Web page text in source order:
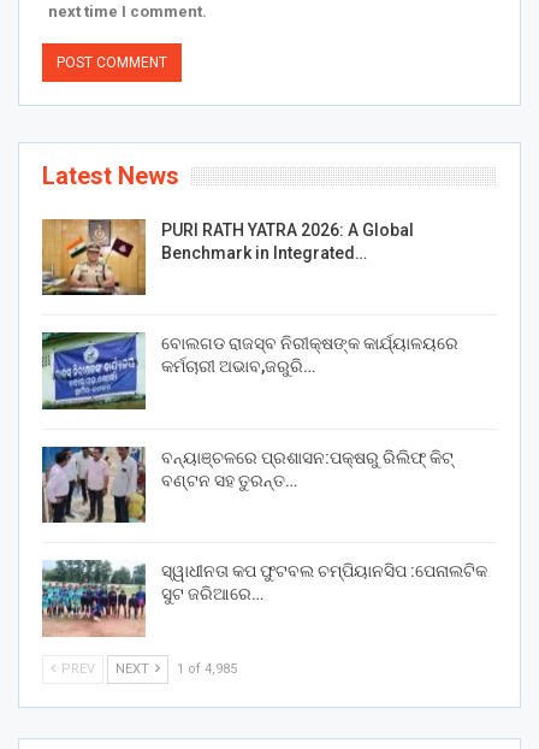
next time I comment.
Latest News
PURI RATH YATRA 2026: A Global
Benchmark in Integrated…
ବୋଲଗଡ ରାଜସ୍ବ ନିରୀକ୍ଷଙ୍କ କାର୍ଯ୍ୟାଳୟରେ
କର୍ମଚାରୀ ଅଭାବ,ଜରୁରି…
ବନ୍ୟାଞ୍ଚଳରେ ପ୍ରଶାସନ:ପକ୍ଷରୁ ରିଲିଫ୍ କିଟ୍
ବଣ୍ଟନ ସହ ତୁରନ୍ତ…
ସ୍ୱାଧୀନତା କପ ଫୁଟବଲ ଚମ୍ପିୟାନସିପ :ପେନାଲଟିକ
ସୁଟ ଜରିଆରେ…
PREV NEXT 1 of 4,985